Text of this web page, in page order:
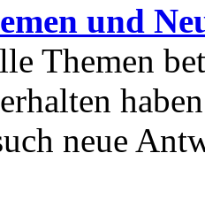
und
Themen
neue